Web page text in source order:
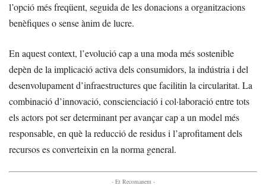
l’opció més freqüent, seguida de les donacions a organitzacions
benèfiques o sense ànim de lucre.
En aquest context, l’evolució cap a una moda més sostenible
depèn de la implicació activa dels consumidors, la indústria i del
desenvolupament d’infraestructures que facilitin la circularitat. La
combinació d’innovació, conscienciació i col·laboració entre tots
els actors pot ser determinant per avançar cap a un model més
responsable, en què la reducció de residus i l’aprofitament dels
recursos es converteixin en la norma general.
- Et Recomanem -